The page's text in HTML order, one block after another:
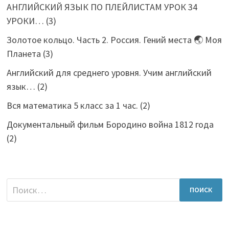
АНГЛИЙСКИЙ ЯЗЫК ПО ПЛЕЙЛИСТАМ УРОК 34
УРОКИ… (3)
Золотое кольцо. Часть 2. Россия. Гений места 🌏 Моя
Планета (3)
Английский для среднего уровня. Учим английский
язык… (2)
Вся математика 5 класс за 1 час. (2)
Документальный фильм Бородино война 1812 года
(2)
Найти: